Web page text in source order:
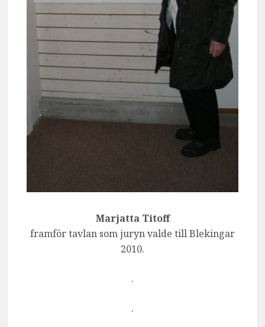
Marjatta Titoff
framför tavlan som juryn valde till Blekingar
2010.
.
.